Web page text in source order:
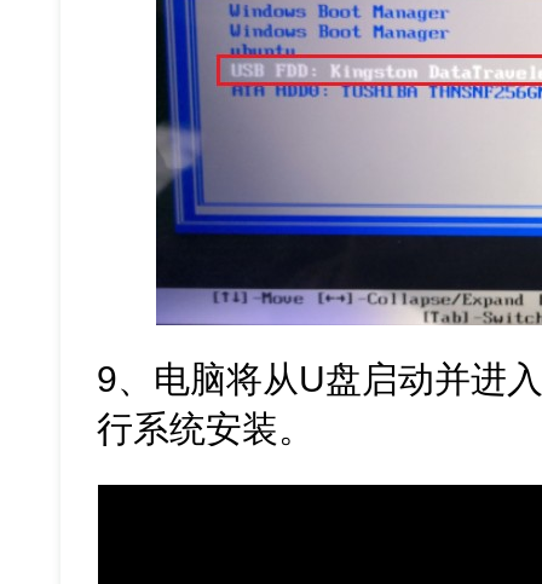
9、电脑将从U盘启动并进
行系统安装。